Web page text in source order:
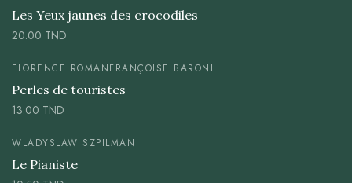
Les Yeux jaunes des crocodiles
20.00 TND
FLORENCE ROMANFRANÇOISE BARONI
Perles de touristes
13.00 TND
WLADYSLAW SZPILMAN
Le Pianiste